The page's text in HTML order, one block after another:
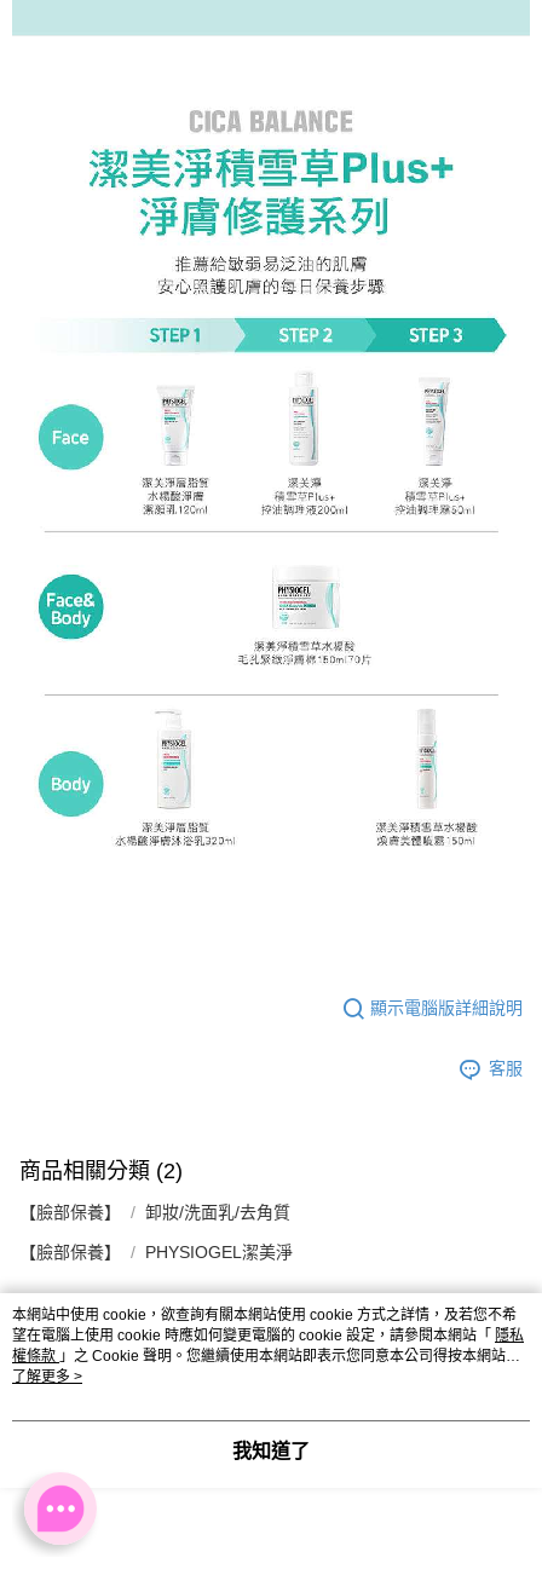
顯示電腦版詳細說明
客服
商品相關分類 (2)
【臉部保養】 卸妝/洗面乳/去角質
【臉部保養】 PHYSIOGEL潔美淨
評價
喜歡這個商品嗎？購買後給他一個好評吧
本網站中使用 cookie，欲查詢有關本網站使用 cookie 方式之詳情，及若您不希
望在電腦上使用 cookie 時應如何變更電腦的 cookie 設定，請參閱本網站「 隱私
權條款 」之 Cookie 聲明。您繼續使用本網站即表示您同意本公司得按本網站使
用條款之 Cookie 聲明使用 cookie。
了解更多 >
我知道了